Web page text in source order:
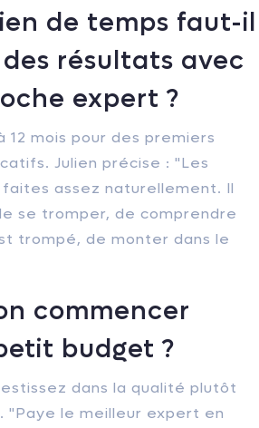
de temps faut-il
résultats avec
expert ?
12 mois pour des premiers
Julien précise : "Les
assez naturellement. Il
se tromper, de comprendre
trompé, de monter dans le
commencer
budget ?
dans la qualité plutôt
"Paye le meilleur expert en